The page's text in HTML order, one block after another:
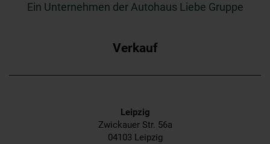
Ein Unternehmen der Autohaus Liebe Gruppe
Verkauf
Leipzig
Zwickauer Str. 56a
04103 Leipzig